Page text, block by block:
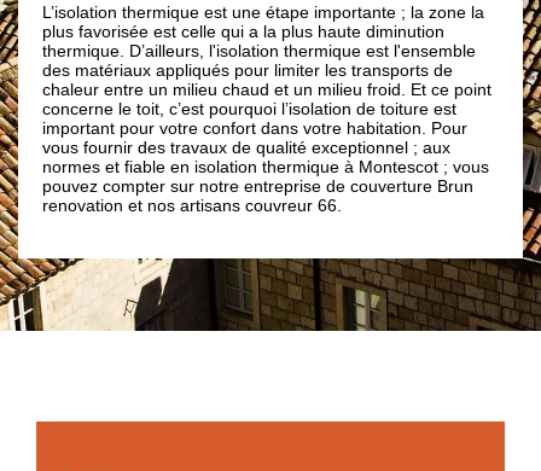
L’isolation thermique est une étape importante ; la zone la
plus favorisée est celle qui a la plus haute diminution
thermique. D’ailleurs, l'isolation thermique est l'ensemble
des matériaux appliqués pour limiter les transports de
chaleur entre un milieu chaud et un milieu froid. Et ce point
concerne le toit, c’est pourquoi l’isolation de toiture est
important pour votre confort dans votre habitation. Pour
vous fournir des travaux de qualité exceptionnel ; aux
normes et fiable en isolation thermique à Montescot ; vous
pouvez compter sur notre entreprise de couverture Brun
renovation et nos artisans couvreur 66.